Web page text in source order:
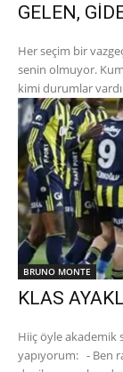
GELEN,
Her seçim bir
senin olmuyor. Kuma
kimi durumlar
BRUNO MONTE
KLAS
Hiiç öyle akademik
yapıyorum: - Ben rahatım, sen gerginsin.. Bitti...; Psikolojik üstünlük